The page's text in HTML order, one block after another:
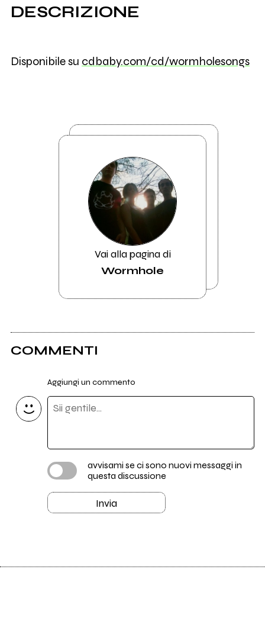
DESCRIZIONE
Disponibile su cdbaby.com/cd/wormholesongs
Vai alla pagina di
Wormhole
COMMENTI
Aggiungi un commento
avvisami se ci sono nuovi messaggi in
questa discussione
Invia